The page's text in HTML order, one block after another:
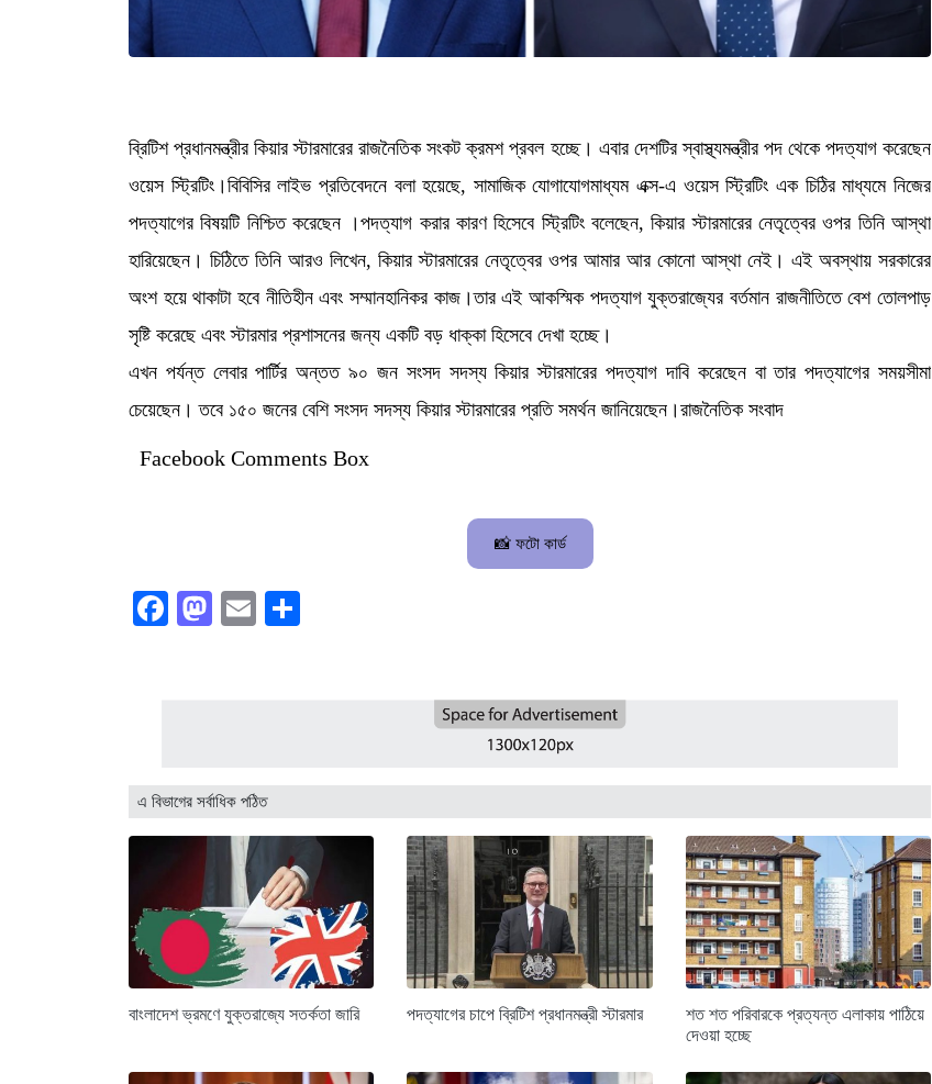
ব্রিটিশ প্রধানমন্ত্রীর কিয়ার স্টারমারের রাজনৈতিক সংকট ক্রমশ প্রবল হচ্ছে। এবার দেশটির স্বাস্থ্যমন্ত্রীর পদ থেকে পদত্যাগ করেছেন
ওয়েস স্ট্রিটিং।বিবিসির লাইভ প্রতিবেদনে বলা হয়েছে, সামাজিক যোগাযোগমাধ্যম এক্স-এ ওয়েস স্ট্রিটিং এক চিঠির মাধ্যমে নিজের
পদত্যাগের বিষয়টি নিশ্চিত করেছেন ।পদত্যাগ করার কারণ হিসেবে স্ট্রিটিং বলেছেন, কিয়ার স্টারমারের নেতৃত্বের ওপর তিনি আস্থা
হারিয়েছেন। চিঠিতে তিনি আরও লিখেন, কিয়ার স্টারমারের নেতৃত্বের ওপর আমার আর কোনো আস্থা নেই। এই অবস্থায় সরকারের
অংশ হয়ে থাকাটা হবে নীতিহীন এবং সম্মানহানিকর কাজ।তার এই আকস্মিক পদত্যাগ যুক্তরাজ্যের বর্তমান রাজনীতিতে বেশ তোলপাড়
সৃষ্টি করেছে এবং স্টারমার প্রশাসনের জন্য একটি বড় ধাক্কা হিসেবে দেখা হচ্ছে।
এখন পর্যন্ত লেবার পার্টির অন্তত ৯০ জন সংসদ সদস্য কিয়ার স্টারমারের পদত্যাগ দাবি করেছেন বা তার পদত্যাগের সময়সীমা
চেয়েছেন। তবে ১৫০ জনের বেশি সংসদ সদস্য কিয়ার স্টারমারের প্রতি সমর্থন জানিয়েছেন।রাজনৈতিক সংবাদ
Facebook Comments Box
📸 ফটো কার্ড
Facebook
Mastodon
Email
এ বিভাগের সর্বাধিক পঠিত
বাংলাদেশ ভ্রমণে যুক্তরাজ্যে সতর্কতা জারি পদত্যাগের চাপে ব্রিটিশ প্রধানমন্ত্রী স্টারমার
শত শত পরিবারকে প্রত্যন্ত এলাকায় পাঠিয়ে
দেওয়া হচ্ছে